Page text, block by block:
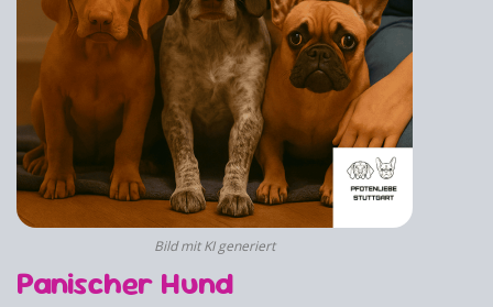
Bild mit KI generiert
Panischer Hund